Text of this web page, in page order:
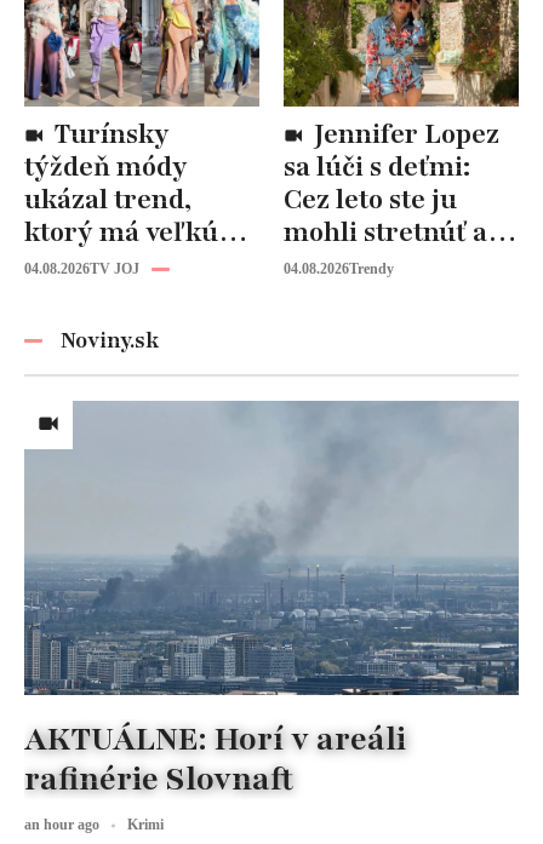
týždeň módy
ukázal trend,
ktorý má veľkú
budúcnosť: Počuli
materiáli?
04.08.2026TV JOJ
sa lúči s deťmi:
Cez leto ste ju
mohli stretnúť aj
vy!
04.08.2026Trendy
Noviny.sk
AKTUÁLNE: Horí v areáli
rafinérie Slovnaft
an hour ago Krimi